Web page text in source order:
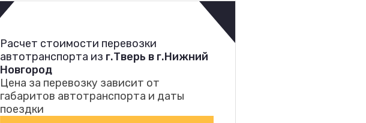
Расчет стоимости перевозки
автотранспорта из г.Тверь в г.Нижний
Новгород
Цена за перевозку зависит от
габаритов автотранспорта и даты
поездки